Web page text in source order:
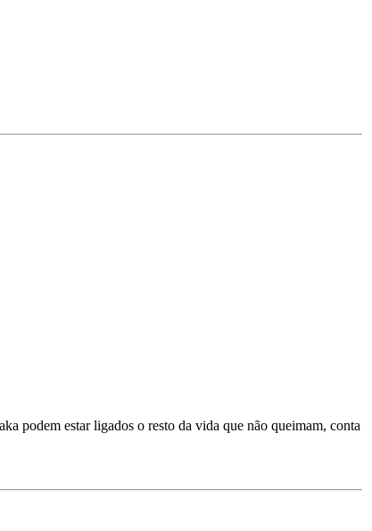
podem estar ligados o resto da vida que não queimam, conta